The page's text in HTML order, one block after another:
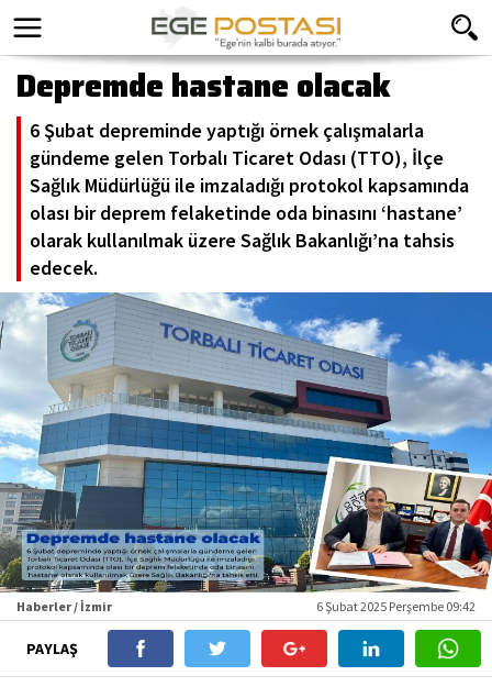
Depremde hastane olacak
6 Şubat depreminde yaptığı örnek çalışmalarla
gündeme gelen Torbalı Ticaret Odası (TTO), İlçe
Sağlık Müdürlüğü ile imzaladığı protokol kapsamında
olası bir deprem felaketinde oda binasını ‘hastane’
olarak kullanılmak üzere Sağlık Bakanlığı’na tahsis
edecek.
Haberler / İzmir 6 Şubat 2025 Perşembe 09:42
PAYLAŞ